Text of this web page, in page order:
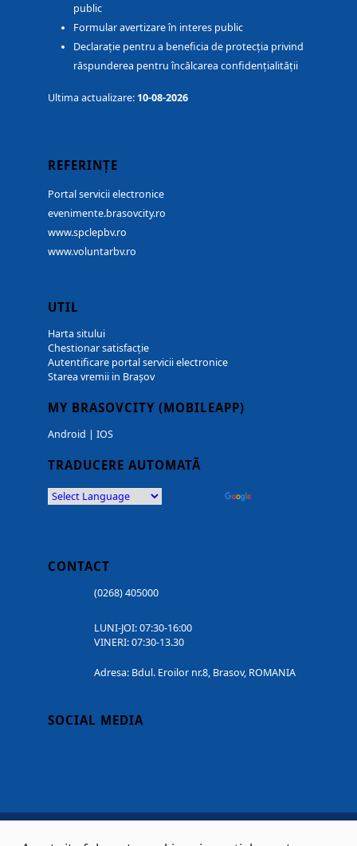
public
Formular avertizare în interes public
Declarație pentru a beneficia de protecția privind
răspunderea pentru încălcarea confidențialității
Ultima actualizare: 10-08-2026
REFERINȚE
Portal servicii electronice
evenimente.brasovcity.ro
www.spclepbv.ro
www.voluntarbv.ro
UTIL
Harta sitului
Chestionar satisfacție
Autentificare portal servicii electronice
Starea vremii in Brașov
MY BRASOVCITY (MOBILEAPP)
Android | IOS
TRADUCERE AUTOMATĂ
CONTACT
(0268) 405000
LUNI-JOI: 07:30-16:00
VINERI: 07:30-13.30
Adresa: Bdul. Eroilor nr.8, Brasov, ROMANIA
SOCIAL MEDIA